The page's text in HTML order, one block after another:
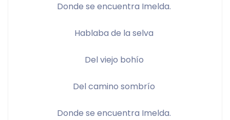
Donde se encuentra Imelda.
Hablaba de la selva
Del viejo bohío
Del camino sombrío
Donde se encuentra Imelda.